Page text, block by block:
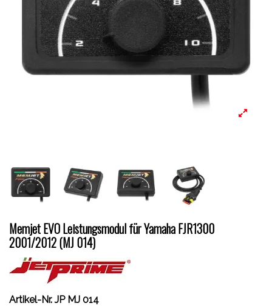
Memjet EVO Leistungsmodul für Yamaha FJR1300
2001/2012 (MJ 014)
Artikel-Nr. JP MJ 014